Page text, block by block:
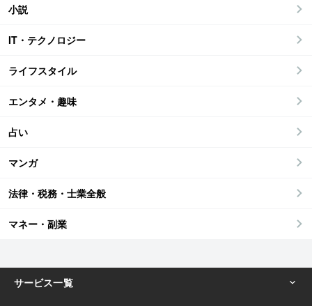
小説
IT・テクノロジー
ライフスタイル
エンタメ・趣味
占い
マンガ
法律・税務・士業全般
マネー・副業